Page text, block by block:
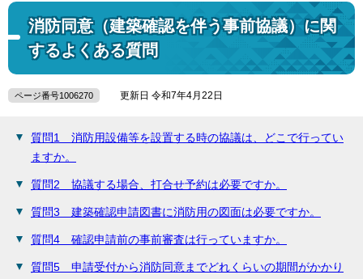
消防同意（建築確認を伴う事前協議）に関
するよくある質問
ページ番号1006270 更新日 令和7年4月22日
質問1 消防用設備等を設置する時の協議は、どこで行ってい
ますか。
質問2 協議する場合、打合せ予約は必要ですか。
質問3 建築確認申請図書に消防用の図面は必要ですか。
質問4 確認申請前の事前審査は行っていますか。
質問5 申請受付から消防同意までどれくらいの期間がかかり